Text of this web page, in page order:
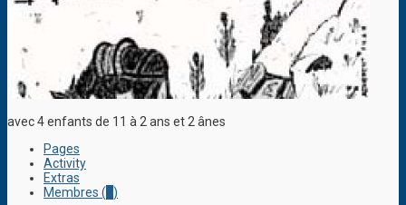
avec 4 enfants de 11 à 2 ans et 2 ânes
Pages
Activity
Extras
Membres ( )